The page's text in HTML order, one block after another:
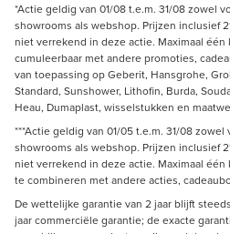
*Actie geldig van 01/08 t.e.m. 31/08 zowel
showrooms als webshop. Prijzen inclusief
niet verrekend in deze actie. Maximaal
cumuleerbaar met andere promoties,
van toepassing op Geberit, Hansgrohe,
Standard, Sunshower, Lithofin, Burda,
Heau, Dumaplast, wisselstukken en
***Actie geldig van 01/05 t.e.m. 31/08
showrooms als webshop. Prijzen inclusief
niet verrekend in deze actie. Maximaal
te combineren met andere acties,
De wettelijke garantie van 2 jaar blijft
jaar commerciële garantie; de exacte